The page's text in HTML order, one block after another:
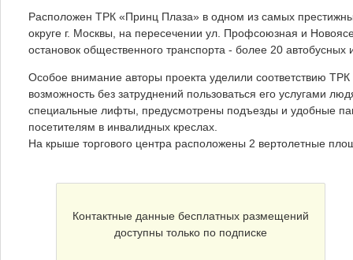
Расположен ТРК «Принц Плаза» в одном из самых
округе г. Москвы, на пересечении ул. Профсоюзная и
остановок общественного транспорта - более 20
Особое внимание авторы проекта уделили соответствию
возможность без затруднений пользоваться его услугами
специальные лифты, предусмотрены подъезды и удобные
посетителям в инвалидных креслах.
На крыше торгового центра расположены 2 вертолетные
Контактные данные бесплатных размещений
доступны только по подписке